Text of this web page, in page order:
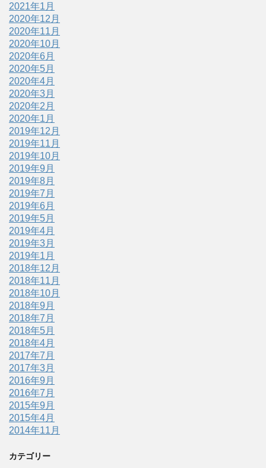
2021年1月
2020年12月
2020年11月
2020年10月
2020年6月
2020年5月
2020年4月
2020年3月
2020年2月
2020年1月
2019年12月
2019年11月
2019年10月
2019年9月
2019年8月
2019年7月
2019年6月
2019年5月
2019年4月
2019年3月
2019年1月
2018年12月
2018年11月
2018年10月
2018年9月
2018年7月
2018年5月
2018年4月
2017年7月
2017年3月
2016年9月
2016年7月
2015年9月
2015年4月
2014年11月
カテゴリー